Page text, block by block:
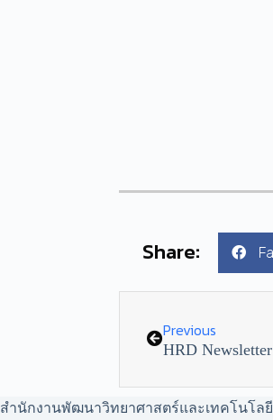
Share:
Previous
HRD
สำนักงานพัฒนาวิทยาศาสตร์และเทคโนโล